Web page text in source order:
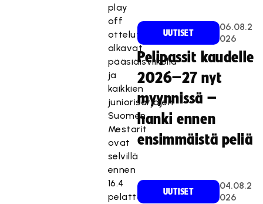
play
off
ottelut
alkavat
pääsiäisviikolla
ja
kaikkien
juniorisarjojen
Suomen
Mestarit
ovat
selvillä
ennen
16.4
pelattavaa
UUTISET
06.08.2
026
Pelipassit kaudelle
2026–27 nyt
myynnissä –
hanki ennen
ensimmäistä peliä
UUTISET
04.08.2
026